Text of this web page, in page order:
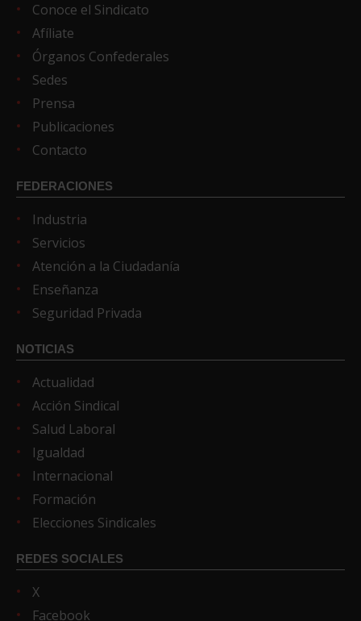
Conoce el Sindicato
Afíliate
Órganos Confederales
Sedes
Prensa
Publicaciones
Contacto
FEDERACIONES
Industria
Servicios
Atención a la Ciudadanía
Enseñanza
Seguridad Privada
NOTICIAS
Actualidad
Acción Sindical
Salud Laboral
Igualdad
Internacional
Formación
Elecciones Sindicales
REDES SOCIALES
X
Facebook